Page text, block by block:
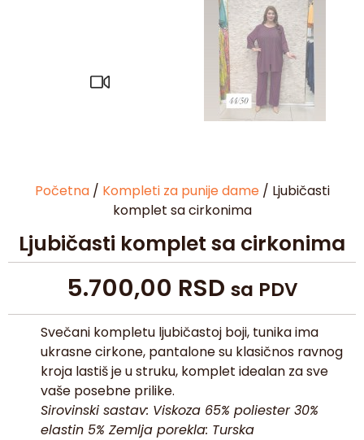
Početna/ Kompleti za punije dame/ Ljubičasti
komplet sa cirkonima
Ljubičasti komplet sa cirkonima
5.700,00 RSD sa PDV
Svečani kompletu ljubičastoj boji, tunika ima
ukrasne cirkone, pantalone su klasičnos ravnog
kroja lastiš je u struku, komplet idealan za sve
vaše posebne prilike.
Sirovinski sastav: Viskoza 65% poliester 30%
elastin 5% Zemlja porekla: Turska